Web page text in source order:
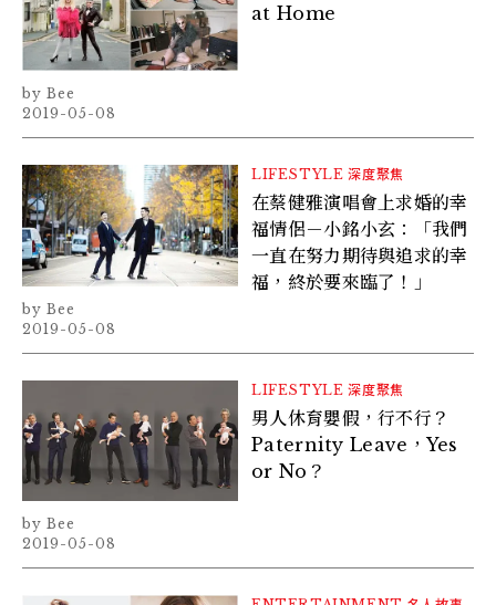
at Home
Bee
2019-05-08
LIFESTYLE 深度聚焦
在蔡健雅演唱會上求婚的幸
福情侶－小銘小玄：「我們
一直在努力期待與追求的幸
福，終於要來臨了！」
Bee
2019-05-08
LIFESTYLE 深度聚焦
男人休育嬰假，行不行？
Paternity Leave，Yes
or No？
Bee
2019-05-08